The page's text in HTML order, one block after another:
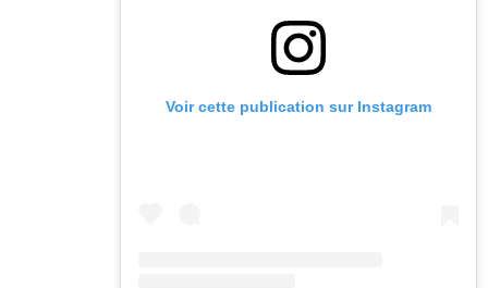
Voir cette publication sur Instagram